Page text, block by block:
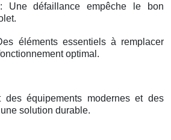
Une défaillance empêche le bon
éléments essentiels à remplacer
optimal.
des équipements modernes et des
solution durable.